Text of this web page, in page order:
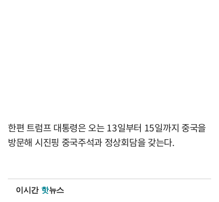
한편 트럼프 대통령은 오는 13일부터 15일까지 중국을
방문해 시진핑 중국주석과 정상회담을 갖는다.
이시간 핫뉴스